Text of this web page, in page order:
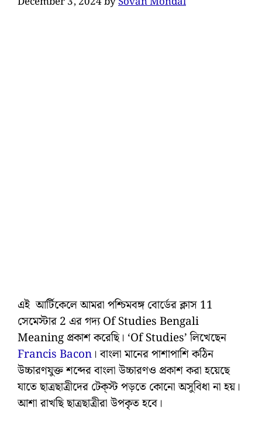
এই আর্টিকেলে আমরা পশ্চিমবঙ্গ বোর্ডের ক্লাস 11
সেমেস্টার 2 এর গদ্য Of Studies Bengali
Meaning প্রকাশ করেছি। ‘Of Studies’ লিখেছেন
Francis Bacon। বাংলা মানের পাশাপাশি কঠিন
উচ্চারণযুক্ত শব্দের বাংলা উচ্চারণও প্রকাশ করা হয়েছে
যাতে ছাত্রছাত্রীদের টেক্‌স্ট পড়তে কোনো অসুবিধা না হয়।
আশা রাখছি ছাত্রছাত্রীরা উপকৃত হবে।